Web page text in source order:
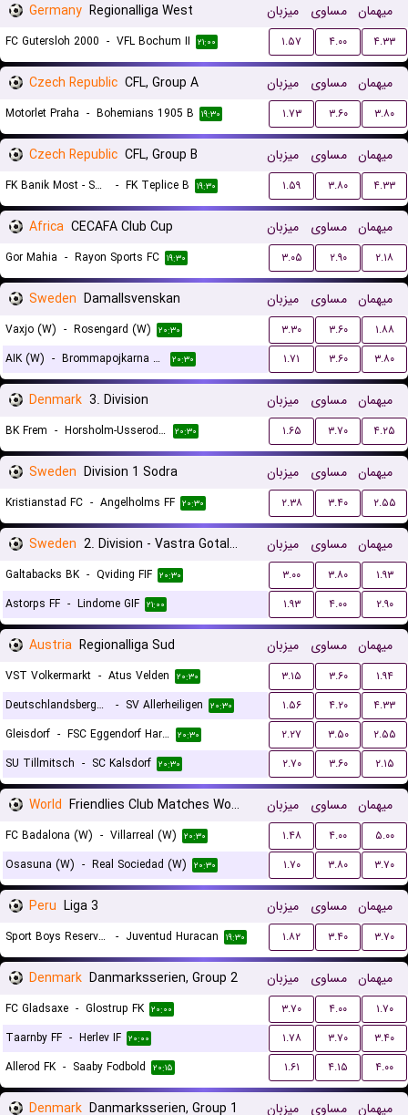
Germany Regionalliga West میزبان مساوی میهمان
FC Gutersloh 2000 - VFL Bochum II ۲۱:۰۰ ۱.۵۷ ۴.۰۰ ۴.۳۳
Czech Republic CFL, Group A میزبان مساوی میهمان
Motorlet Praha - Bohemians 1905 B ۱۹:۳۰ ۱.۷۳ ۳.۶۰ ۳.۸۰
Czech Republic CFL, Group B میزبان مساوی میهمان
FK Banik Most - Sous - FK Teplice B ۱۹:۳۰ ۱.۵۹ ۳.۸۰ ۴.۳۳
Africa CECAFA Club Cup میزبان مساوی میهمان
Gor Mahia - Rayon Sports FC ۱۹:۳۰ ۳.۰۵ ۲.۹۰ ۲.۱۸
Sweden Damallsvenskan میزبان مساوی میهمان
Vaxjo (W) - Rosengard (W) ۲۰:۳۰ ۳.۳۰ ۳.۶۰
۱.۸۸
AIK (W) - Brommapojkarna (W) ۲۰:۳۰ ۱.۷۱ ۳.۶۰ ۳.۸۰
Denmark 3. Division میزبان مساوی میهمان
BK Frem - Horsholm-Usserod IK ۲۰:۳۰ ۱.۶۵ ۳.۷۰ ۴.۲۵
Sweden Division 1 Sodra میزبان مساوی میهمان
Kristianstad FC - Angelholms FF ۲۰:۳۰ ۲.۳۸ ۳.۴۰ ۲.۵۵
Sweden 2. Division - Vastra Gotaland میزبان مساوی میهمان
Galtabacks BK - Qviding FIF ۲۰:۳۰ ۳.۰۰ ۳.۸۰
۱.۹۳
Astorps FF - Lindome GIF ۲۱:۰۰ ۱.۹۳ ۴.۰۰ ۲.۹۰
Austria Regionalliga Sud میزبان مساوی میهمان
VST Volkermarkt - Atus Velden ۲۰:۳۰ ۳.۱۵ ۳.۶۰
۱.۹۴
Deutschlandsberger SC
- SV Allerheiligen ۲۰:۳۰ ۱.۵۶ ۴.۲۰
۴.۳۳
Gleisdorf - FSC Eggendorf Hartberg II ۲۰:۳۰ ۲.۲۷ ۳.۵۰
۲.۵۵
SU Tillmitsch - SC Kalsdorf ۲۰:۳۰ ۲.۷۰ ۳.۶۰ ۲.۱۵
World Friendlies Club Matches Women میزبان مساوی میهمان
FC Badalona (W) - Villarreal (W) ۲۰:۳۰ ۱.۴۸ ۴.۰۰
۵.۰۰
Osasuna (W) - Real Sociedad (W) ۲۰:۳۰ ۱.۷۰ ۳.۸۰ ۳.۷۰
Peru Liga 3 میزبان مساوی میهمان
Sport Boys Reserves - Juventud Huracan ۱۹:۳۰ ۱.۸۲ ۳.۴۰ ۳.۷۰
Denmark Danmarksserien, Group 2 میزبان مساوی میهمان
FC Gladsaxe - Glostrup FK ۲۰:۰۰ ۳.۷۰ ۴.۰۰
۱.۷۰
Taarnby FF - Herlev IF ۲۰:۰۰ ۱.۷۸ ۳.۷۰
۳.۴۰
Allerod FK - Saaby Fodbold ۲۰:۱۵ ۱.۶۱ ۴.۱۵ ۴.۰۰
Denmark Danmarksserien, Group 1 میزبان مساوی میهمان